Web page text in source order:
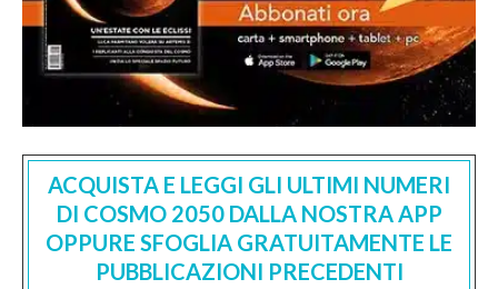
ACQUISTA E LEGGI GLI ULTIMI NUMERI
DI COSMO 2050 DALLA NOSTRA APP
OPPURE SFOGLIA GRATUITAMENTE LE
PUBBLICAZIONI PRECEDENTI